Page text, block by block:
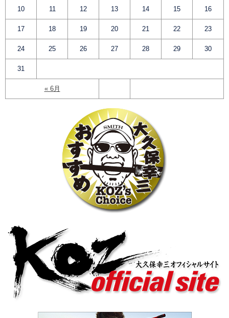
« 6月
10 11 12 13 14 15 16
17 18 19 20 21 22 23
24 25 26 27 28 29 30
31